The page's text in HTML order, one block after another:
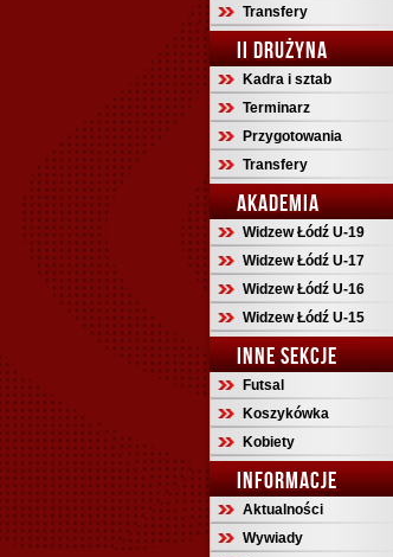
Transfery
II DRUŻYNA
Kadra i sztab
Terminarz
Przygotowania
Transfery
AKADEMIA
Widzew Łódź U-19
Widzew Łódź U-17
Widzew Łódź U-16
Widzew Łódź U-15
INNE SEKCJE
Futsal
Koszykówka
Kobiety
INFORMACJE
Aktualności
Wywiady